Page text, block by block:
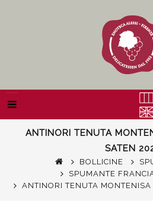
ANTINORI TENUTA
SATEN
BOLLICINE
SPUMANTE
ANTINORI TENUTA